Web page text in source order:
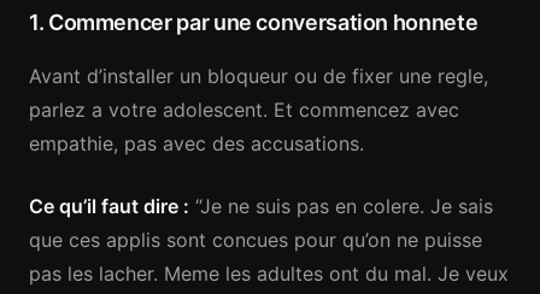
1. Commencer par une conversation honnete
Avant d’installer un bloqueur ou de fixer une regle,
parlez a votre adolescent. Et commencez avec
empathie, pas avec des accusations.
Ce qu’il faut dire : “Je ne suis pas en colere. Je sais
que ces applis sont concues pour qu’on ne puisse
pas les lacher. Meme les adultes ont du mal. Je veux